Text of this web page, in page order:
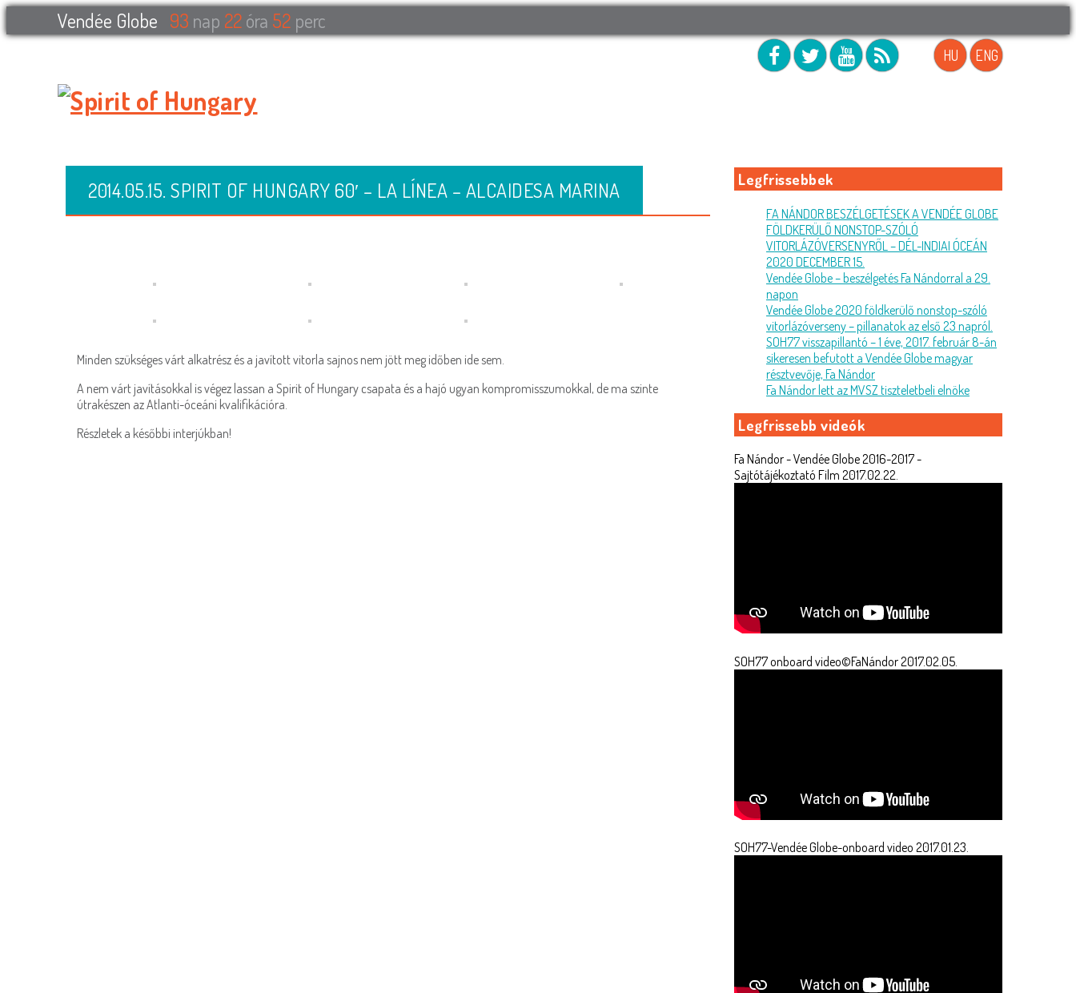
Vendée Globe 93 nap 22óra 52 perc
HU ENG
2014.05.15. SPIRIT OF HUNGARY 60′ – LA LÍNEA – ALCAIDESA MARINA
Minden szükséges várt alkatrész és a javított vitorla sajnos nem jött meg időben ide sem.
A nem várt javításokkal is végez lassan a Spirit of Hungary csapata és a hajó ugyan kompromisszumokkal, de ma szinte
útrakészen az Atlanti-óceáni kvalifikációra.
Részletek a későbbi interjúkban!
Legfrissebbek
FA NÁNDOR BESZÉLGETÉSEK A VENDÉE GLOBE
FÖLDKERÜLŐ NONSTOP-SZÓLÓ
VITORLÁZÓVERSENYRŐL – DÉL-INDIAI ÓCEÁN
2020 DECEMBER 15.
Vendée Globe – beszélgetés Fa Nándorral a 29.
napon
Vendée Globe 2020 földkerülő nonstop-szóló
vitorlázóverseny – pillanatok az első 23 napról.
SOH77 visszapillantó – 1 éve, 2017. február 8-án
sikeresen befutott a Vendée Globe magyar
résztvevője, Fa Nándor
Fa Nándor lett az MVSZ tiszteletbeli elnöke
Legfrissebb videók
Fa Nándor - Vendée Globe 2016-2017 -
Sajtótájékoztató Film 2017.02.22.
SOH77 onboard video©FaNándor 2017.02.05.
SOH77-Vendée Globe-onboard video 2017.01.23.